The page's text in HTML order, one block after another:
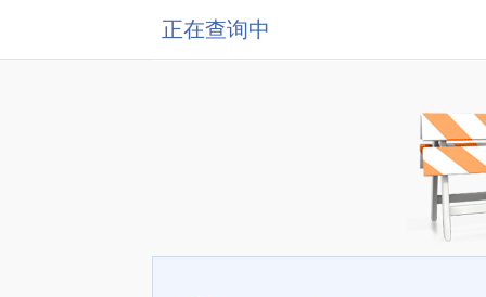
正在查询中